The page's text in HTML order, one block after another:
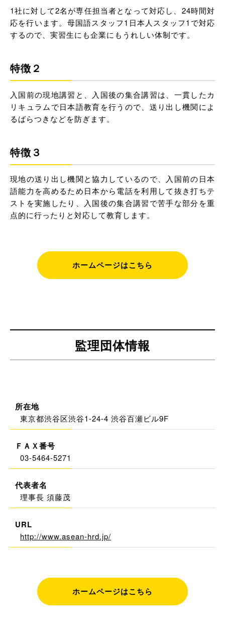
1社に対して2名が専任担当者となって対応し、24時間対
応を行います。母国語スタッフ1日本人スタッフ1で対応
するので、実習生にも企業にもうれしい体制です。
特徴２
入国前の現地講習と、入国後の集合講習は、一貫したカ
リキュラムで日本語教育を行うので、送り出し機関によ
るばらつきなどを防ぎます。
特徴３
現地の送り出し機関と協力しているので、入国前の日本
語能力を高めるため日本から電話を利用して抜き打ちテ
ストを実施したり、入国後の集合講習で苦手な部分を重
点的に行ったりと対応して教育します。
ホームページはこちら
監理団体情報
所在地
東京都渋谷区渋谷1-24-4 渋谷百瀬ビル9F
ＦＡＸ番号
03-5464-5271
代表者名
理事長 須藤茂
URL
http://www.asean-hrd.jp/
ホームページはこちら